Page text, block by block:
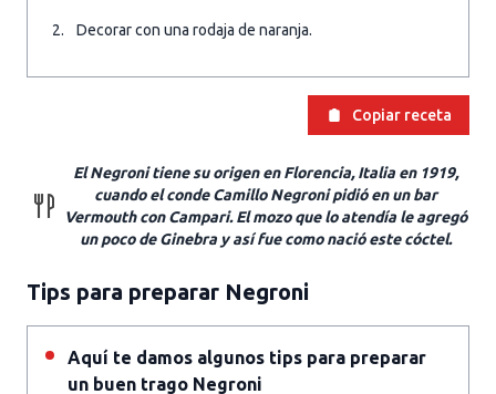
Decorar con una rodaja de naranja.
Copiar receta
El Negroni tiene su origen en Florencia, Italia en 1919,
cuando el conde Camillo Negroni pidió en un bar
Vermouth con Campari. El mozo que lo atendía le agregó
un poco de Ginebra y así fue como nació este cóctel.
Tips para preparar Negroni
Aquí te damos algunos tips para preparar
un buen trago Negroni